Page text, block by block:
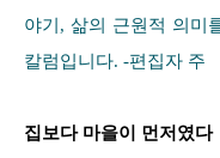
야기, 삶의 근원적 의미
칼럼입니다. -편집자 주
집보다 마을이 먼저였다